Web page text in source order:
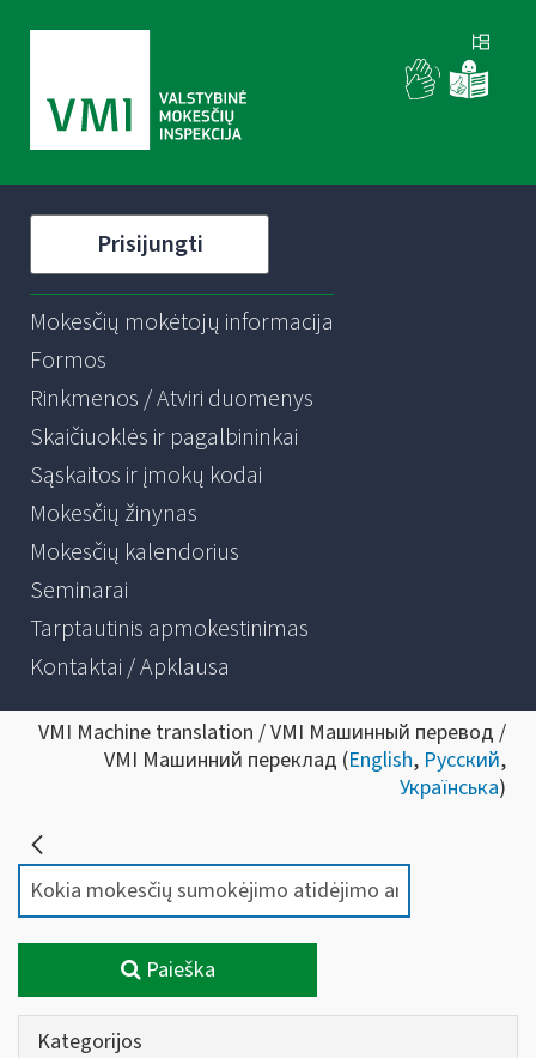
Prisijungti
Mokesčių mokėtojų informacija
Formos
Rinkmenos / Atviri duomenys
Skaičiuoklės ir pagalbininkai
Sąskaitos ir įmokų kodai
Mokesčių žinynas
Mokesčių kalendorius
Seminarai
Tarptautinis apmokestinimas
Kontaktai / Apklausa
VMI Machine translation / VMI Машинный перевод /
VMI Машинний переклад (English, Русский,
Українська)
Paieška
Kategorijos